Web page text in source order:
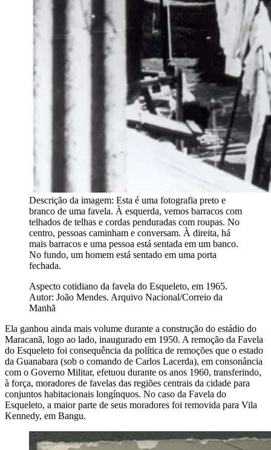
Descrição da imagem: Esta é uma fotografia preto e
branco de uma favela. À esquerda, vemos barracos com
telhados de telhas e cordas penduradas com roupas. No
centro, pessoas caminham e conversam. À direita, há
mais barracos e uma pessoa está sentada em um banco.
No fundo, um homem está sentado em uma porta
fechada.
Aspecto cotidiano da favela do Esqueleto, em 1965.
Autor: João Mendes. Arquivo Nacional/Correio da
Manhã
Ela ganhou ainda mais volume durante a construção do estádio do
Maracanã, logo ao lado, inaugurado em 1950. A remoção da Favela
do Esqueleto foi consequência da política de remoções que o estado
da Guanabara (sob o comando de Carlos Lacerda), em consonância
com o Governo Militar, efetuou durante os anos 1960, transferindo,
à força, moradores de favelas das regiões centrais da cidade para
conjuntos habitacionais longínquos. No caso da Favela do
Esqueleto, a maior parte de seus moradores foi removida para Vila
Kennedy, em Bangu.